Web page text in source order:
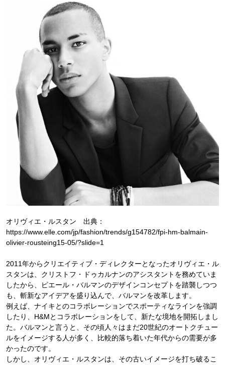
オリヴィエ・ルスタン 出典：
https://www.elle.com/jp/fashion/trends/g154782/fpi-hm-balmain-
olivier-rousteing15-05/?slide=1
2011年からクリエイティブ・ディレクターとなったオリヴィエ・ル
スタンは、クリストフ・ドゥカルナンのアシスタントを務めていま
したから、ピエール・バルマンのデザインコンセプトを踏襲しつつ
も、斬新なアイデアを盛り込んで、バルマンを改革します。
例えば、ナイキとのコラボレーションでスポーティなラインを強調
したり、H&Mとコラボレーションをして、新たな境地を開拓しまし
た。バルマンと言うと、その頃人々はまだ20世紀のオートクチュー
ルをイメージする人が多く、比較的落ち着いた年代からの需要が多
かったのです。
しかし、オリヴィエ・ルスタンは、その古いイメージを打ち破るこ